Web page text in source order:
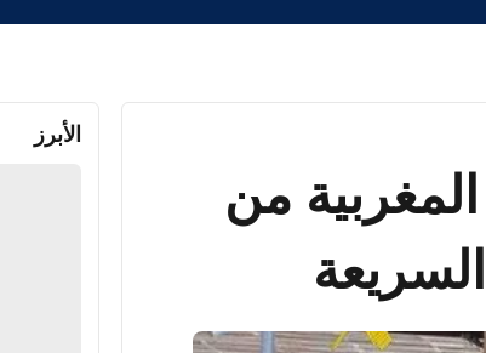
من
الأبرز